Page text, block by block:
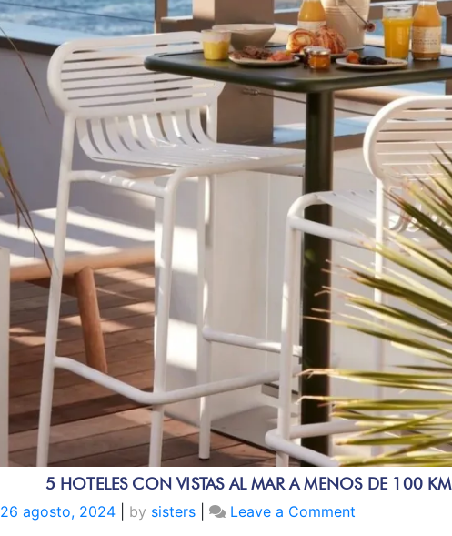
5 HOTELES CON VISTAS AL MAR A MENOS DE 100 KM
26 agosto, 2024 by sisters Leave a Comment